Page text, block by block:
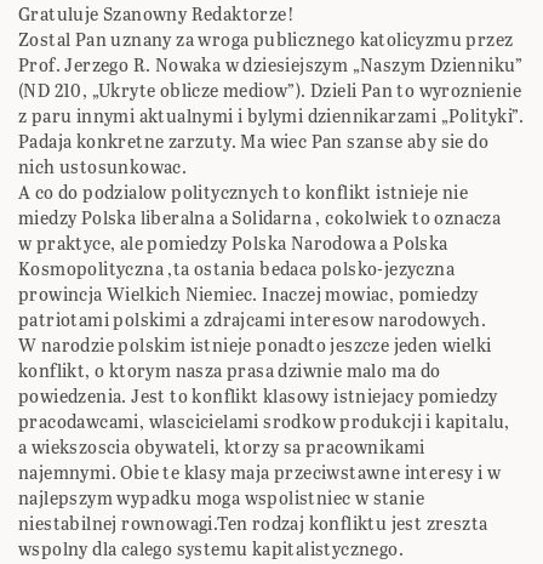
Gratuluje Szanowny Redaktorze!
Zostal Pan uznany za wroga publicznego katolicyzmu przez
Prof. Jerzego R. Nowaka w dziesiejszym „Naszym Dzienniku”
(ND 210, „Ukryte oblicze mediow”). Dzieli Pan to wyroznienie
z paru innymi aktualnymi i bylymi dziennikarzami „Polityki”.
Padaja konkretne zarzuty. Ma wiec Pan szanse aby sie do
nich ustosunkowac.
A co do podzialow politycznych to konflikt istnieje nie
miedzy Polska liberalna a Solidarna , cokolwiek to oznacza
w praktyce, ale pomiedzy Polska Narodowa a Polska
Kosmopolityczna ,ta ostania bedaca polsko-jezyczna
prowincja Wielkich Niemiec. Inaczej mowiac, pomiedzy
patriotami polskimi a zdrajcami interesow narodowych.
W narodzie polskim istnieje ponadto jeszcze jeden wielki
konflikt, o ktorym nasza prasa dziwnie malo ma do
powiedzenia. Jest to konflikt klasowy istniejacy pomiedzy
pracodawcami, wlascicielami srodkow produkcji i kapitalu,
a wiekszoscia obywateli, ktorzy sa pracownikami
najemnymi. Obie te klasy maja przeciwstawne interesy i w
najlepszym wypadku moga wspolistniec w stanie
niestabilnej rownowagi.Ten rodzaj konfliktu jest zreszta
wspolny dla calego systemu kapitalistycznego.